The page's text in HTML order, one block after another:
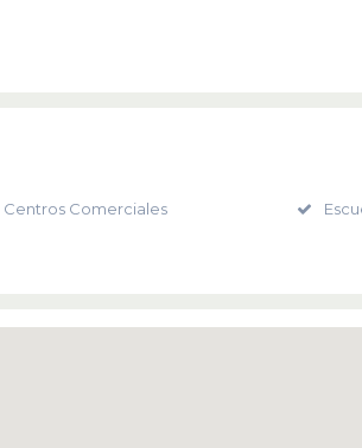
Centros Comerciales